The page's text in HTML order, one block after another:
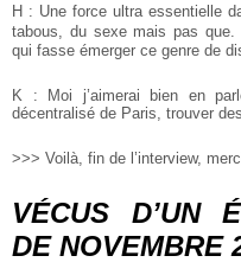
H : Une force ultra essentielle
tabous, du sexe mais pas
qui fasse émerger ce genre de
K : Moi j’aimerai bien en
décentralisé de Paris, trouver
>>> Voilà, fin de l’interview,
VÉCUS D’UN
DE NOVEMBRE